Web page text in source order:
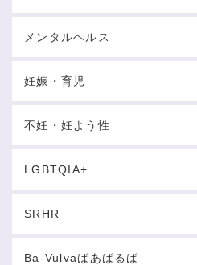
メンタルヘルス
妊娠・育児
不妊・妊よう性
LGBTQIA+
SRHR
Ba-Vulvaばあばるば